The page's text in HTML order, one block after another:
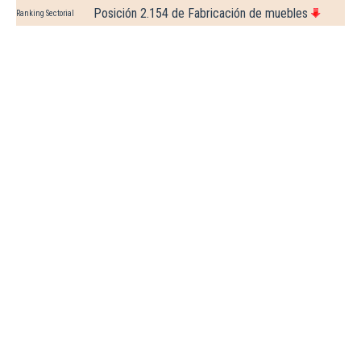
Ranking Sectorial Posición 2.154 de Fabricación de muebles